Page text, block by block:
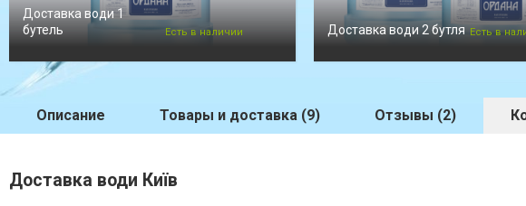
Доставка води 1
бутель
Есть в наличии Доставка води 2 бутля Есть в
Описание Товары и доставка (9) Отзывы (2)
Доставка води Київ